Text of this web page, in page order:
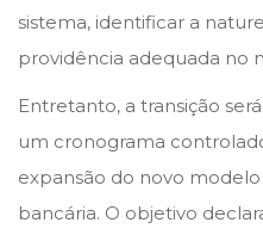
sistema, identificar a
providência adequada no
Entretanto, a transição
um cronograma
expansão do novo
bancária. O objetivo